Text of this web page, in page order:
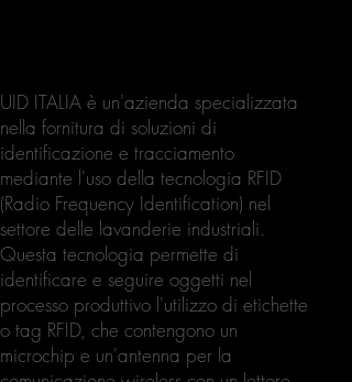
UID ITALIA è un'azienda specializzata
nella fornitura di soluzioni di
identificazione e tracciamento
mediante l'uso della tecnologia RFID
(Radio Frequency Identification) nel
settore delle lavanderie industriali.
Questa tecnologia permette di
identificare e seguire oggetti nel
processo produttivo l'utilizzo di etichette
o tag RFID, che contengono un
microchip e un'antenna per la